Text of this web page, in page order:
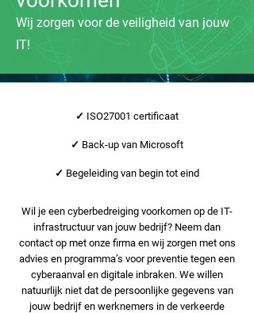
Wij zorgen voor de veiligheid van jouw
IT!
✓ ISO27001 certificaat
✓ Back-up van Microsoft
✓ Begeleiding van begin tot eind
Wil je een cyberbedreiging voorkomen op de IT-
infrastructuur van jouw bedrijf? Neem dan
contact op met onze firma en wij zorgen met ons
advies en programma’s voor preventie tegen een
cyberaanval en digitale inbraken. We willen
natuurlijk niet dat de persoonlijke gegevens van
jouw bedrijf en werknemers in de verkeerde